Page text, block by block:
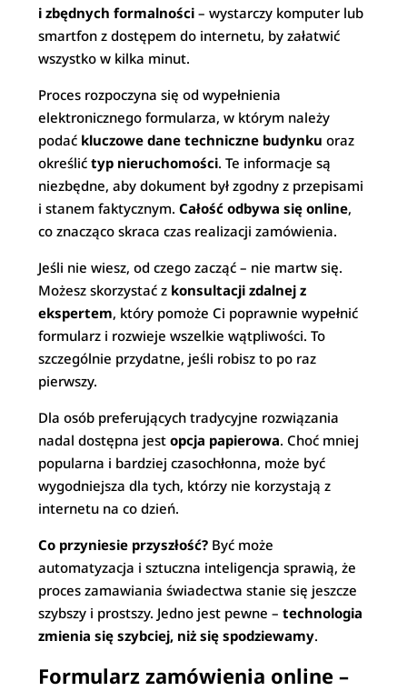
i zbędnych formalności – wystarczy komputer lub
smartfon z dostępem do internetu, by załatwić
wszystko w kilka minut.
Proces rozpoczyna się od wypełnienia
elektronicznego formularza, w którym należy
podać kluczowe dane techniczne budynku oraz
określićtyp nieruchomości. Te informacje są
niezbędne, aby dokument był zgodny z przepisami
i stanem faktycznym.Całość odbywa się online,
co znacząco skraca czas realizacji zamówienia.
Jeśli nie wiesz, od czego zacząć – nie martw się.
Możesz skorzystać z konsultacji zdalnej z
ekspertem, który pomoże Ci poprawnie wypełnić
formularz i rozwieje wszelkie wątpliwości. To
szczególnie przydatne, jeśli robisz to po raz
pierwszy.
Dla osób preferujących tradycyjne rozwiązania
nadal dostępna jestopcja papierowa. Choć mniej
popularna i bardziej czasochłonna, może być
wygodniejsza dla tych, którzy nie korzystają z
internetu na co dzień.
Co przyniesie przyszłość? Być może
automatyzacja i sztuczna inteligencja sprawią, że
proces zamawiania świadectwa stanie się jeszcze
szybszy i prostszy. Jedno jest pewne –technologia
zmienia się szybciej, niż się spodziewamy.
Formularz zamówienia online –